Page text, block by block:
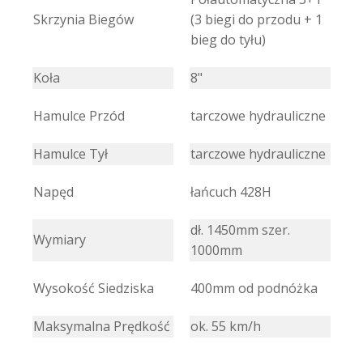
Skrzynia Biegów
(3 biegi do przodu + 1
bieg do tyłu)
Koła 8"
Hamulce Przód tarczowe hydrauliczne
Hamulce Tył tarczowe hydrauliczne
Napęd łańcuch 428H
Wymiary
dł. 1450mm szer.
1000mm
Wysokość Siedziska 400mm od podnóżka
Maksymalna Prędkość ok. 55 km/h